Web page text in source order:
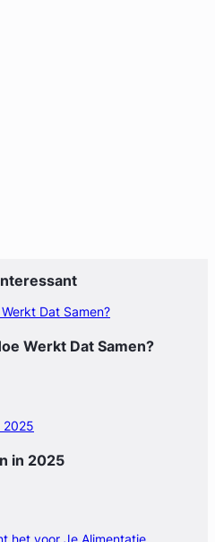
Werkt Dat Samen?
in 2025